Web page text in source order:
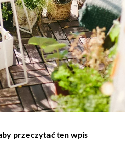
przeczytać ten wpis